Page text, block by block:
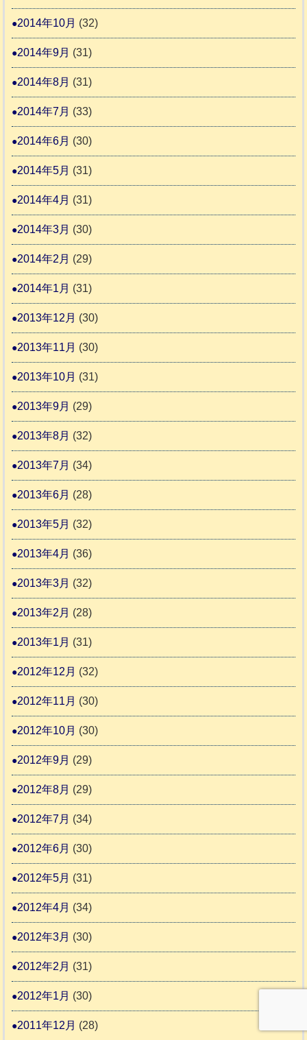
2014年10月 (32)
2014年9月 (31)
2014年8月 (31)
2014年7月 (33)
2014年6月 (30)
2014年5月 (31)
2014年4月 (31)
2014年3月 (30)
2014年2月 (29)
2014年1月 (31)
2013年12月 (30)
2013年11月 (30)
2013年10月 (31)
2013年9月 (29)
2013年8月 (32)
2013年7月 (34)
2013年6月 (28)
2013年5月 (32)
2013年4月 (36)
2013年3月 (32)
2013年2月 (28)
2013年1月 (31)
2012年12月 (32)
2012年11月 (30)
2012年10月 (30)
2012年9月 (29)
2012年8月 (29)
2012年7月 (34)
2012年6月 (30)
2012年5月 (31)
2012年4月 (34)
2012年3月 (30)
2012年2月 (31)
2012年1月 (30)
2011年12月 (28)